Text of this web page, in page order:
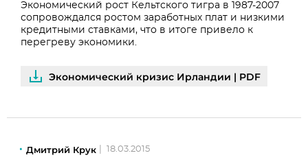
Экономический рост Кельтского тигра в 1987-2007
сопровождался ростом заработных плат и низкими
кредитными ставками, что в итоге привело к
перегреву экономики.
Экономический кризис Ирландии | PDF
Дмитрий Крук 18.03.2015